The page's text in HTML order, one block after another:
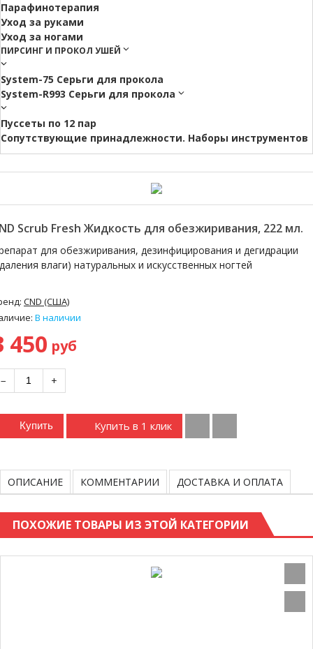
Парафинотерапия
Уход за руками
Уход за ногами
ПИРСИНГ И ПРОКОЛ УШЕЙ
System-75 Серьги для прокола
System-R993 Серьги для прокола
Пуссеты по 12 пар
Cопутствующие принадлежности. Наборы инструментов
Scrub Fresh Жидкость для обезжиривания, 222 мл.
для обезжиривания, дезинфицирования и дегидрации
влаги) натуральных и искусственных ногтей
CND (США)
В наличии
450 руб
− +
Купить Купить в 1 клик
ОПИСАНИЕ КОММЕНТАРИИ ДОСТАВКА И ОПЛАТА
ПОХОЖИЕ ТОВАРЫ ИЗ ЭТОЙ КАТЕГОРИИ